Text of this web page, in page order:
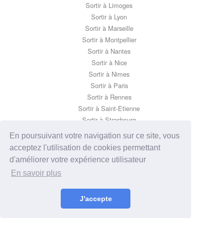
En poursuivant votre navigation sur ce site, vous
acceptez l'utilisation de cookies permettant
d'améliorer votre expérience utilisateur
En savoir plus
J'accepte
Sortir à Limoges
Sortir à Lyon
Sortir à Marseille
Sortir à Montpellier
Sortir à Nantes
Sortir à Nice
Sortir à Nimes
Sortir à Paris
Sortir à Rennes
Sortir à Saint-Etienne
Sortir à Strasbourg
Sortir à Toulon
Sortir à Toulouse